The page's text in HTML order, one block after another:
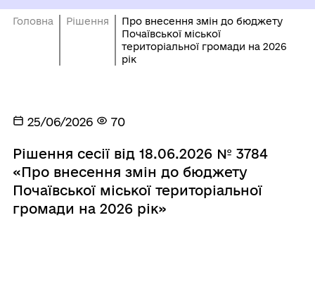
Головна Рішення
Про внесення змін до бюджету
Почаївської міської
територіальної громади на 2026
рік
25/06/2026 70
Рішення сесії від 18.06.2026 № 3784
«Про внесення змін до бюджету
Почаївської міської територіальної
громади на 2026 рік»